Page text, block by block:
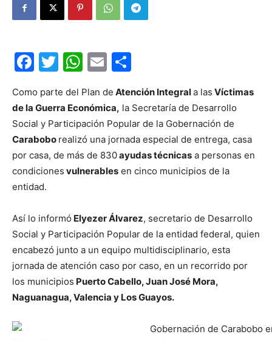
Facebook
Twitter
WhatsApp
Email
Como parte del Plan de Atención Integrala las Víctimas
de la Guerra Económica, la Secretaría de Desarrollo
Social y Participación Popular de la Gobernación de
Carabobo realizó una jornada especial de entrega, casa
por casa, de más de 830ayudas técnicas a personas en
condiciones vulnerables en cinco municipios de la
entidad.
Así lo informó Elyezer Álvarez, secretario de Desarrollo
Social y Participación Popular de la entidad federal, quien
encabezó junto a un equipo multidisciplinario, esta
jornada de atención caso por caso, en un recorrido por
los municipios Puerto Cabello, Juan José Mora,
Naguanagua, Valencia y Los Guayos.